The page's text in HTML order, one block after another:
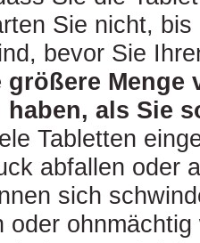
Sie nicht, bis
bevor Sie
größere Menge
haben, als Sie
Tabletten
abfallen oder
sich
oder